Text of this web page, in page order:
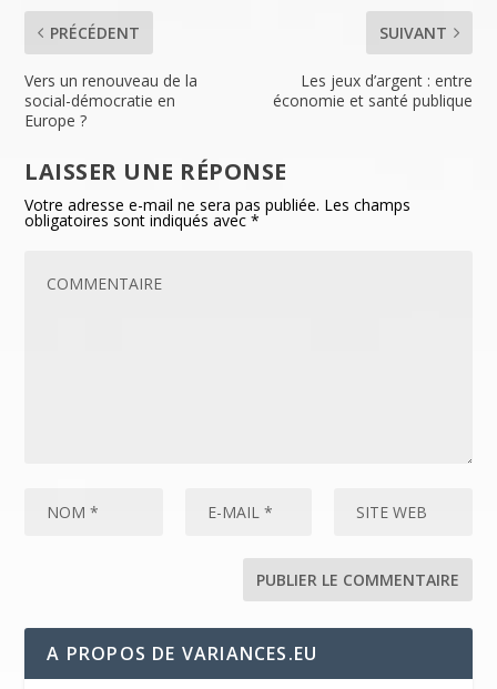
PRÉCÉDENT
Vers un renouveau de la
social-démocratie en
Europe ?
SUIVANT
Les jeux d’argent : entre
économie et santé publique
LAISSER UNE RÉPONSE
Votre adresse e-mail ne sera pas publiée. Les champs
obligatoires sont indiqués avec*
A PROPOS DE VARIANCES.EU